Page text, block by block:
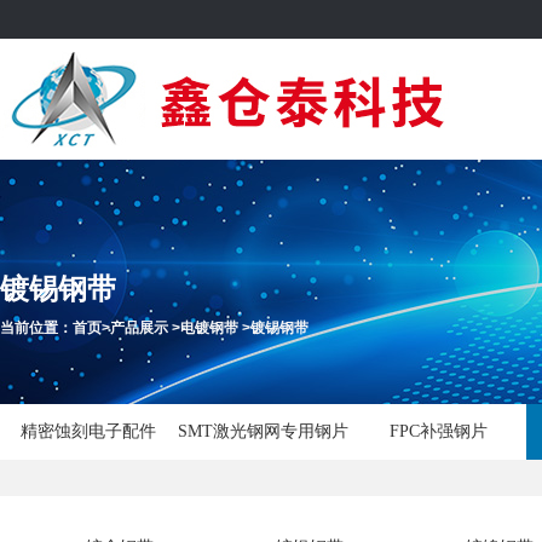
镀锡钢带
当前位置： 首页>产品展示 >电镀钢带 >镀锡钢带
精密蚀刻电子配件 SMT激光钢网专用钢片 FPC补强钢片